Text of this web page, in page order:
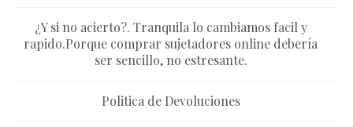
¿Y si no acierto?. Tranquila lo cambiamos facil y
rapido.Porque comprar sujetadores online debería
ser sencillo, no estresante.
Politica de Devoluciones